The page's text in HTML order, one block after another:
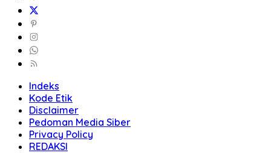
Indeks
Kode Etik
Disclaimer
Pedoman Media Siber
Privacy Policy
REDAKSI